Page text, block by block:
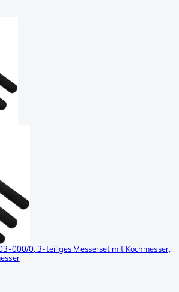
000/0, 3-teiliges Messerset mit Kochmesser,